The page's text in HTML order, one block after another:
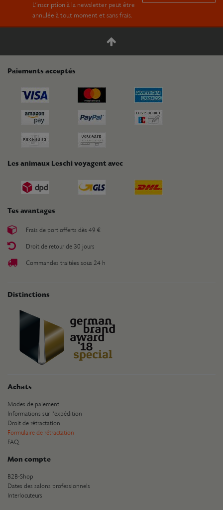
L’inscription à la newsletter peut être
annulée à tout moment et sans frais.
Paiements acceptés
Les animaux Leschi voyagent avec
Tes avantages
Frais de port offerts dès 49 €
Droit de retour de 30 jours
Commandes traitées sous 24 h
Distinctions
Achats
Modes de paiement
Informations sur l’expédition
Droit de rétractation
Formulaire de rétractation
FAQ
Mon compte
B2B-Shop
Dates des salons professionnels
Interlocuteurs